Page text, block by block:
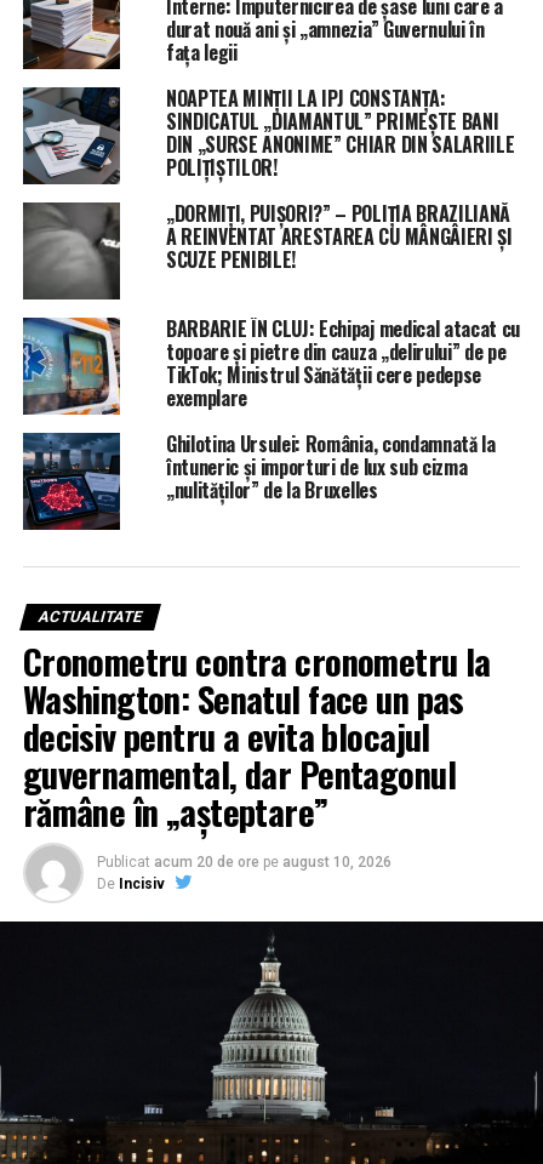
durat nouă ani și „amnezia” Guvernului în
fața legii
NOAPTEA MINȚII LA IPJ CONSTANȚA:
SINDICATUL „DIAMANTUL” PRIMEȘTE BANI
DIN „SURSE ANONIME” CHIAR DIN SALARIILE
POLIȚIȘTILOR!
„DORMIȚI, PUIȘORI?” – POLIȚIA BRAZILIANĂ
A REINVENTAT ARESTAREA CU MÂNGÂIERI ȘI
SCUZE PENIBILE!
BARBARIE ÎN CLUJ: Echipaj medical atacat cu
topoare și pietre din cauza „delirului” de pe
TikTok; Ministrul Sănătății cere pedepse
exemplare
Ghilotina Ursulei: România, condamnată la
întuneric și importuri de lux sub cizma
„nulităților” de la Bruxelles
ACTUALITATE
Cronometru contra cronometru la
Washington: Senatul face un pas
decisiv pentru a evita blocajul
guvernamental, dar Pentagonul
rămâne în „așteptare”
Publicat acum 20 de ore pe august 10, 2026
De Incisiv